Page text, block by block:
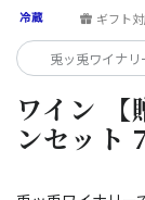
ワイン 【
ンセッ
ギフト
兎ッ兎ワイナリ